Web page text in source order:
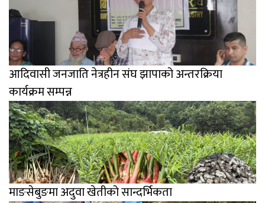
आदिवासी जनजाति नेत्रहीन संघ झापाको अन्तरक्रिया
कार्यक्रम सम्पन्न
माङसेबुङमा अदुवा खेतीको सान्दर्भिकता